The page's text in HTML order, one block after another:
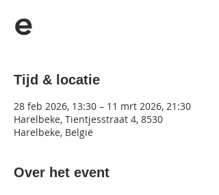
e
Tijd & locatie
28 feb 2026, 13:30 – 11 mrt 2026, 21:30
Harelbeke, Tientjesstraat 4, 8530
Harelbeke, België
Over het event